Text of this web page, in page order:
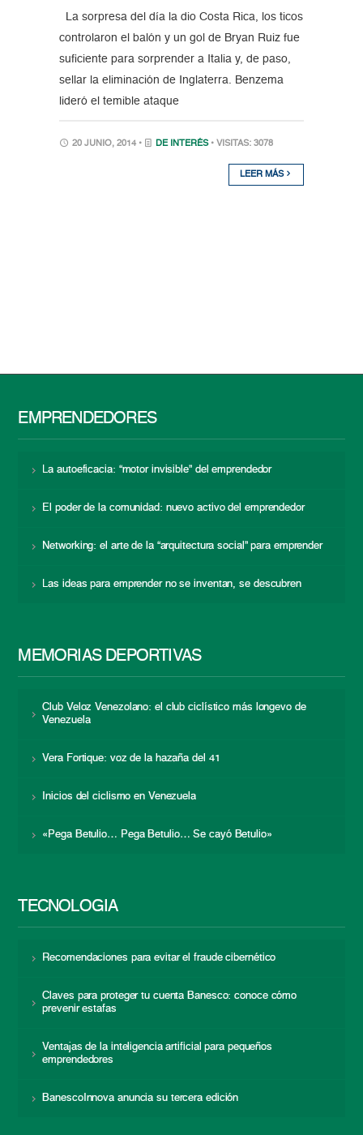
La sorpresa del día la dio Costa Rica, los ticos
controlaron el balón y un gol de Bryan Ruiz fue
suficiente para sorprender a Italia y, de paso,
sellar la eliminación de Inglaterra. Benzema
lideró el temible ataque
20 JUNIO, 2014 • DE INTERÉS • VISITAS: 3078
LEER MÁS
EMPRENDEDORES
La autoeficacia: “motor invisible” del emprendedor
El poder de la comunidad: nuevo activo del emprendedor
Networking: el arte de la “arquitectura social” para emprender
Las ideas para emprender no se inventan, se descubren
MEMORIAS DEPORTIVAS
Club Veloz Venezolano: el club ciclístico más longevo de
Venezuela
Vera Fortique: voz de la hazaña del 41
Inicios del ciclismo en Venezuela
«Pega Betulio… Pega Betulio… Se cayó Betulio»
TECNOLOGÍA
Recomendaciones para evitar el fraude cibernético
Claves para proteger tu cuenta Banesco: conoce cómo
prevenir estafas
Ventajas de la inteligencia artificial para pequeños
emprendedores
BanescoInnova anuncia su tercera edición